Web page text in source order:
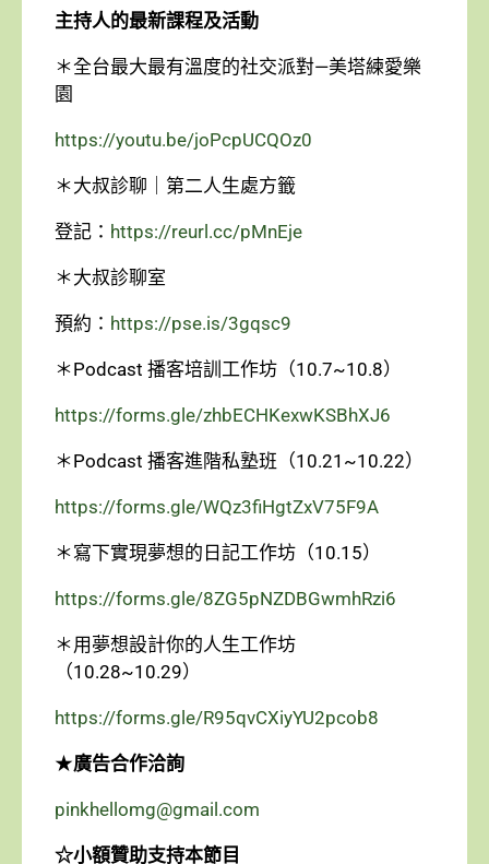
主持人的最新課程及活動
＊全台最大最有溫度的社交派對—美塔練愛樂
園
https://youtu.be/joPcpUCQOz0
＊大叔診聊｜第二人生處方籤
登記： https://reurl.cc/pMnEje
＊大叔診聊室
預約： https://pse.is/3gqsc9
＊Podcast 播客培訓工作坊（10.7~10.8）
https://forms.gle/zhbECHKexwKSBhXJ6
＊Podcast 播客進階私塾班（10.21~10.22）
https://forms.gle/WQz3fiHgtZxV75F9A
＊寫下實現夢想的日記工作坊（10.15）
https://forms.gle/8ZG5pNZDBGwmhRzi6
＊用夢想設計你的人生工作坊
（10.28~10.29）
https://forms.gle/R95qvCXiyYU2pcob8
★廣告合作洽詢
pinkhellomg@gmail.com
☆小額贊助支持本節目